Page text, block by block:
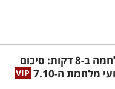
752 ימי מלחמה ב-8 דקות: סיכום
מלחמת ה-7.10